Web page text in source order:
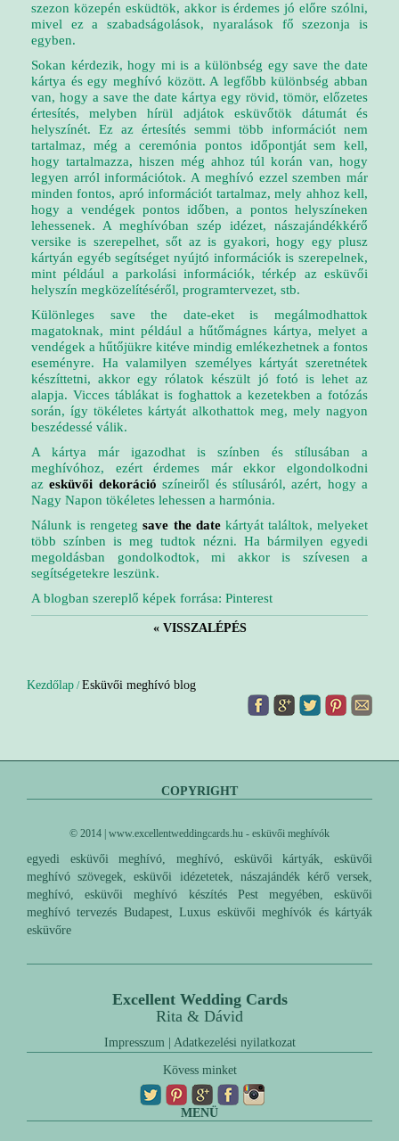
szezon közepén esküdtök, akkor is érdemes jó előre szólni,
mivel ez a szabadságolások, nyaralások fő szezonja is
egyben.
Sokan kérdezik, hogy mi is a különbség egy save the date
kártya és egy meghívó között. A legfőbb különbség abban
van, hogy a save the date kártya egy rövid, tömör, előzetes
értesítés, melyben hírül adjátok esküvőtök dátumát és
helyszínét. Ez az értesítés semmi több információt nem
tartalmaz, még a ceremónia pontos időpontját sem kell,
hogy tartalmazza, hiszen még ahhoz túl korán van, hogy
legyen arról információtok. A meghívó ezzel szemben már
minden fontos, apró információt tartalmaz, mely ahhoz kell,
hogy a vendégek pontos időben, a pontos helyszíneken
lehessenek. A meghívóban szép idézet, nászajándékkérő
versike is szerepelhet, sőt az is gyakori, hogy egy plusz
kártyán egyéb segítséget nyújtó információk is szerepelnek,
mint például a parkolási információk, térkép az esküvői
helyszín megközelítéséről, programtervezet, stb.
Különleges save the date-eket is megálmodhattok
magatoknak, mint például a hűtőmágnes kártya, melyet a
vendégek a hűtőjükre kitéve mindig emlékezhetnek a fontos
eseményre. Ha valamilyen személyes kártyát szeretnétek
készíttetni, akkor egy rólatok készült jó fotó is lehet az
alapja. Vicces táblákat is foghattok a kezetekben a fotózás
során, így tökéletes kártyát alkothattok meg, mely nagyon
beszédessé válik.
A kártya már igazodhat is színben és stílusában a
meghívóhoz, ezért érdemes már ekkor elgondolkodni
azesküvői dekoráció színeiről és stílusáról, azért, hogy a
Nagy Napon tökéletes lehessen a harmónia.
Nálunk is rengetegsave the datekártyát találtok, melyeket
több színben is meg tudtok nézni. Ha bármilyen egyedi
megoldásban gondolkodtok, mi akkor is szívesen a
segítségetekre leszünk.
A blogban szereplő képek forrása: Pinterest
« VISSZALÉPÉS
Kezdőlap /Esküvői meghívó blog
COPYRIGHT
© 2014 | www.excellentweddingcards.hu - esküvői meghívók
egyedi esküvői meghívó, meghívó, esküvői kártyák, esküvői
meghívó szövegek, esküvői idézetetek, nászajándék kérő versek,
meghívó, esküvői meghívó készítés Pest megyében, esküvői
meghívó tervezés Budapest, Luxus esküvői meghívók és kártyák
esküvőre
Excellent Wedding Cards
Rita & Dávid
Impresszum| Adatkezelési nyilatkozat
Kövess minket
MENÜ